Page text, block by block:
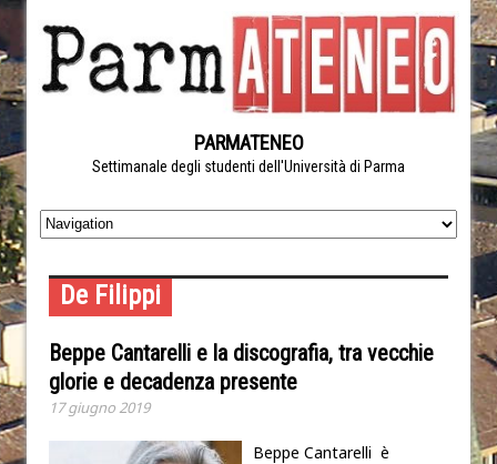
PARMATENEO
Settimanale degli studenti dell'Università di Parma
De Filippi
Beppe Cantarelli e la discografia, tra vecchie
glorie e decadenza presente
17 giugno 2019
Beppe Cantarelli è